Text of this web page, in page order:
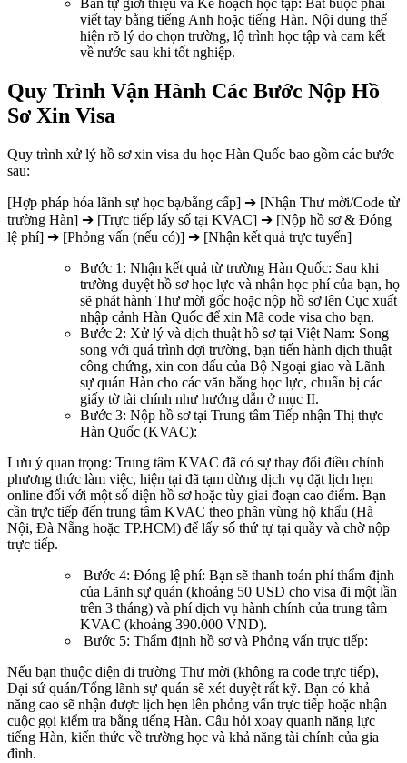
Bản tự giới thiệu và Kế hoạch học tập: Bắt buộc phải
viết tay bằng tiếng Anh hoặc tiếng Hàn. Nội dung thể
hiện rõ lý do chọn trường, lộ trình học tập và cam kết
về nước sau khi tốt nghiệp.
Quy Trình Vận Hành Các Bước Nộp Hồ
Sơ Xin Visa
Quy trình xử lý hồ sơ xin visa du học Hàn Quốc bao gồm các bước
sau:
[Hợp pháp hóa lãnh sự học bạ/bằng cấp] ➔ [Nhận Thư mời/Code từ
trường Hàn] ➔ [Trực tiếp lấy số tại KVAC] ➔ [Nộp hồ sơ & Đóng
lệ phí] ➔ [Phỏng vấn (nếu có)] ➔ [Nhận kết quả trực tuyến]
Bước 1: Nhận kết quả từ trường Hàn Quốc: Sau khi
trường duyệt hồ sơ học lực và nhận học phí của bạn, họ
sẽ phát hành Thư mời gốc hoặc nộp hồ sơ lên Cục xuất
nhập cảnh Hàn Quốc để xin Mã code visa cho bạn.
Bước 2: Xử lý và dịch thuật hồ sơ tại Việt Nam: Song
song với quá trình đợi trường, bạn tiến hành dịch thuật
công chứng, xin con dấu của Bộ Ngoại giao và Lãnh
sự quán Hàn cho các văn bằng học lực, chuẩn bị các
giấy tờ tài chính như hướng dẫn ở mục II.
Bước 3: Nộp hồ sơ tại Trung tâm Tiếp nhận Thị thực
Hàn Quốc (KVAC):
Lưu ý quan trọng: Trung tâm KVAC đã có sự thay đổi điều chỉnh
phương thức làm việc, hiện tại đã tạm dừng dịch vụ đặt lịch hẹn
online đối với một số diện hồ sơ hoặc tùy giai đoạn cao điểm. Bạn
cần trực tiếp đến trung tâm KVAC theo phân vùng hộ khẩu (Hà
Nội, Đà Nẵng hoặc TP.HCM) để lấy số thứ tự tại quầy và chờ nộp
trực tiếp.
Bước 4: Đóng lệ phí: Bạn sẽ thanh toán phí thẩm định
của Lãnh sự quán (khoảng 50 USD cho visa đi một lần
trên 3 tháng) và phí dịch vụ hành chính của trung tâm
KVAC (khoảng 390.000 VND).
Bước 5: Thẩm định hồ sơ và Phỏng vấn trực tiếp:
Nếu bạn thuộc diện đi trường Thư mời (không ra code trực tiếp),
Đại sứ quán/Tổng lãnh sự quán sẽ xét duyệt rất kỹ. Bạn có khả
năng cao sẽ nhận được lịch hẹn lên phỏng vấn trực tiếp hoặc nhận
cuộc gọi kiểm tra bằng tiếng Hàn. Câu hỏi xoay quanh năng lực
tiếng Hàn, kiến thức về trường học và khả năng tài chính của gia
đình.